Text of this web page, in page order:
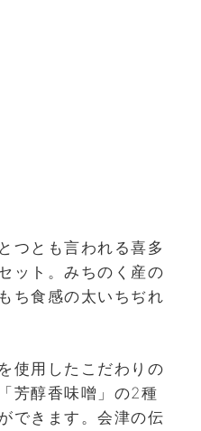
つとも言われる喜多
ット。みちのく産の
ち食感の太いちぢれ
使用したこだわりの
芳醇香味噌」の2種
できます。会津の伝